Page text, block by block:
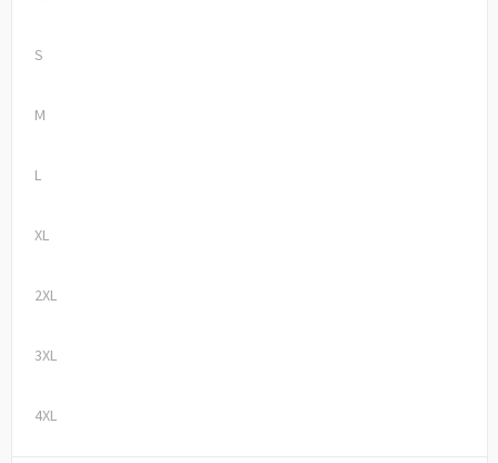
S
M
L
XL
2XL
3XL
4XL